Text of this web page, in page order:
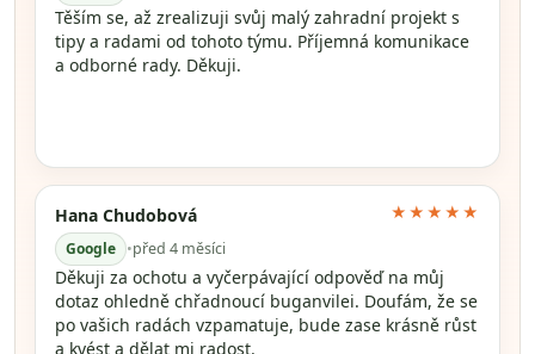
Těším se, až zrealizuji svůj malý zahradní projekt s
tipy a radami od tohoto týmu. Příjemná komunikace
a odborné rady. Děkuji.
Hana Chudobová
Google •před 4 měsíci
★★★★★
Děkuji za ochotu a vyčerpávající odpověď na můj
dotaz ohledně chřadnoucí buganvilei. Doufám, že se
po vašich radách vzpamatuje, bude zase krásně růst
a kvést a dělat mi radost.